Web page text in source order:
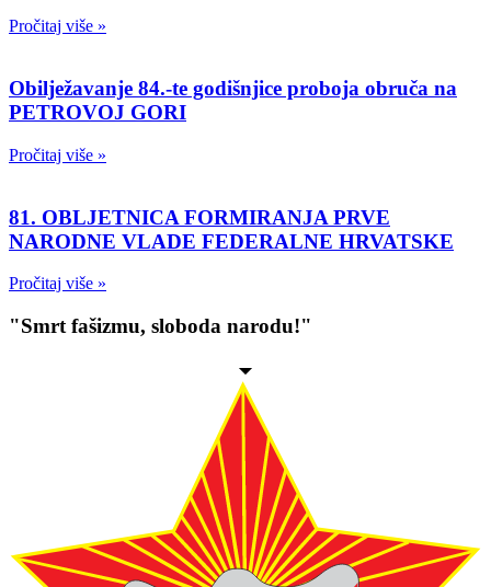
Pročitaj više »
Obilježavanje 84.-te godišnjice proboja obruča na
PETROVOJ GORI
Pročitaj više »
81. OBLJETNICA FORMIRANJA PRVE
NARODNE VLADE FEDERALNE HRVATSKE
Pročitaj više »
"Smrt fašizmu, sloboda narodu!"